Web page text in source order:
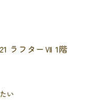
ラフターⅦ 1階
い